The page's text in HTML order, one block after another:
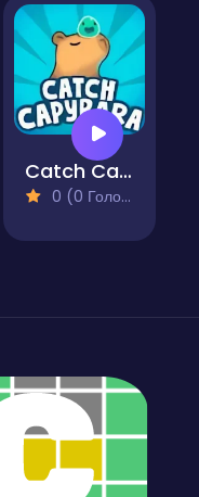
Catch Capybara
0 (0 Голосів)